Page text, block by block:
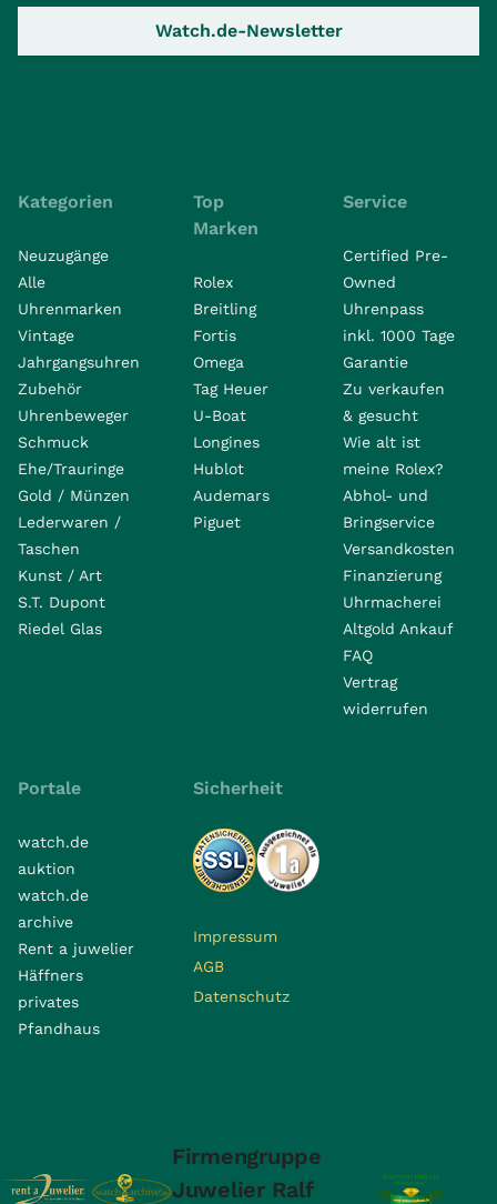
Watch.de-Newsletter
Kategorien
Neuzugänge
Alle
Uhrenmarken
Vintage
Jahrgangsuhren
Zubehör
Uhrenbeweger
Schmuck
Ehe/Trauringe
Gold / Münzen
Lederwaren /
Taschen
Kunst / Art
S.T. Dupont
Riedel Glas
Top
Marken
Rolex
Breitling
Fortis
Omega
Tag Heuer
U-Boat
Longines
Hublot
Audemars
Piguet
Service
Certified Pre-
Owned
Uhrenpass
inkl. 1000 Tage
Garantie
Zu verkaufen
& gesucht
Wie alt ist
meine Rolex?
Abhol- und
Bringservice
Versandkosten
Finanzierung
Uhrmacherei
Altgold Ankauf
FAQ
Vertrag
widerrufen
Portale
watch.de
auktion
watch.de
archive
Rent a juwelier
Häffners
privates
Pfandhaus
Sicherheit
Impressum
AGB
Datenschutz
Firmengruppe
Juwelier Ralf